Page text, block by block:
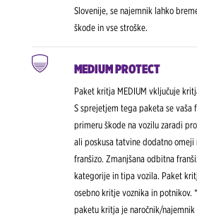
Slovenije, se najemnik lahko
škode in vse stroške.
MEDIUM PROTECT
Paket kritja MEDIUM vključuje
S sprejetjem tega paketa se vaša
primeru škode na vozilu zaradi
ali poskusa tatvine dodatno omeji
franšizo. Zmanjšana odbitna
kategorije in tipa vozila. Paket
osebno kritje voznika in potnikov.
paketu kritja je naročnik/